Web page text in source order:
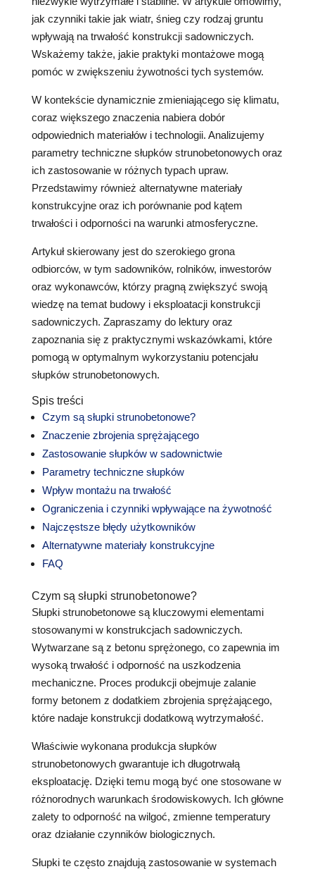
jak czynniki takie jak wiatr, śnieg czy rodzaj gruntu
wpływają na trwałość konstrukcji sadowniczych.
Wskażemy także, jakie praktyki montażowe mogą
pomóc w zwiększeniu żywotności tych systemów.
W kontekście dynamicznie zmieniającego się klimatu,
coraz większego znaczenia nabiera dobór
odpowiednich materiałów i technologii. Analizujemy
parametry techniczne słupków strunobetonowych oraz
ich zastosowanie w różnych typach upraw.
Przedstawimy również alternatywne materiały
konstrukcyjne oraz ich porównanie pod kątem
trwałości i odporności na warunki atmosferyczne.
Artykuł skierowany jest do szerokiego grona
odbiorców, w tym sadowników, rolników, inwestorów
oraz wykonawców, którzy pragną zwiększyć swoją
wiedzę na temat budowy i eksploatacji konstrukcji
sadowniczych. Zapraszamy do lektury oraz
zapoznania się z praktycznymi wskazówkami, które
pomogą w optymalnym wykorzystaniu potencjału
słupków strunobetonowych.
Spis treści
Czym są słupki strunobetonowe?
Znaczenie zbrojenia sprężającego
Zastosowanie słupków w sadownictwie
Parametry techniczne słupków
Wpływ montażu na trwałość
Ograniczenia i czynniki wpływające na żywotność
Najczęstsze błędy użytkowników
Alternatywne materiały konstrukcyjne
FAQ
Czym są słupki strunobetonowe?
Słupki strunobetonowe są kluczowymi elementami
stosowanymi w konstrukcjach sadowniczych.
Wytwarzane są z betonu sprężonego, co zapewnia im
wysoką trwałość i odporność na uszkodzenia
mechaniczne. Proces produkcji obejmuje zalanie
formy betonem z dodatkiem zbrojenia sprężającego,
które nadaje konstrukcji dodatkową wytrzymałość.
Właściwie wykonana produkcja słupków
strunobetonowych gwarantuje ich długotrwałą
eksploatację. Dzięki temu mogą być one stosowane w
różnorodnych warunkach środowiskowych. Ich główne
zalety to odporność na wilgoć, zmienne temperatury
oraz działanie czynników biologicznych.
Słupki te często znajdują zastosowanie w systemach